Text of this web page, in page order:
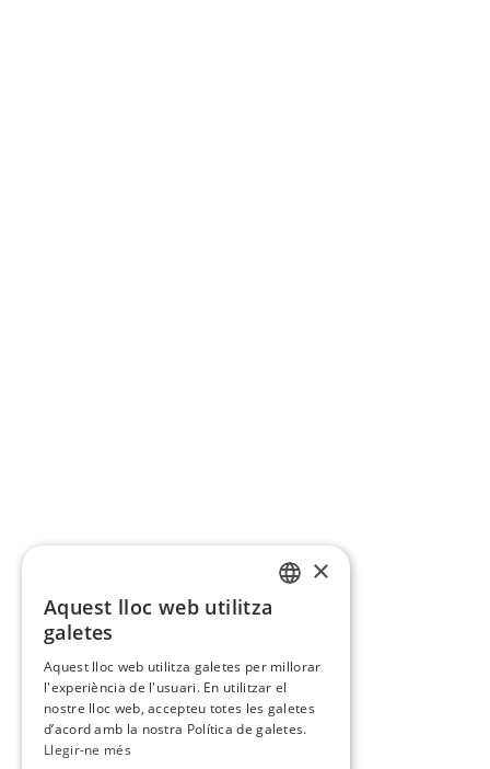
×
Aquest lloc web utilitza
galetes
Aquest lloc web utilitza galetes per millorar
l'experiència de l'usuari. En utilitzar el
nostre lloc web, accepteu totes les galetes
d’acord amb la nostra Política de galetes.
Llegir-ne més